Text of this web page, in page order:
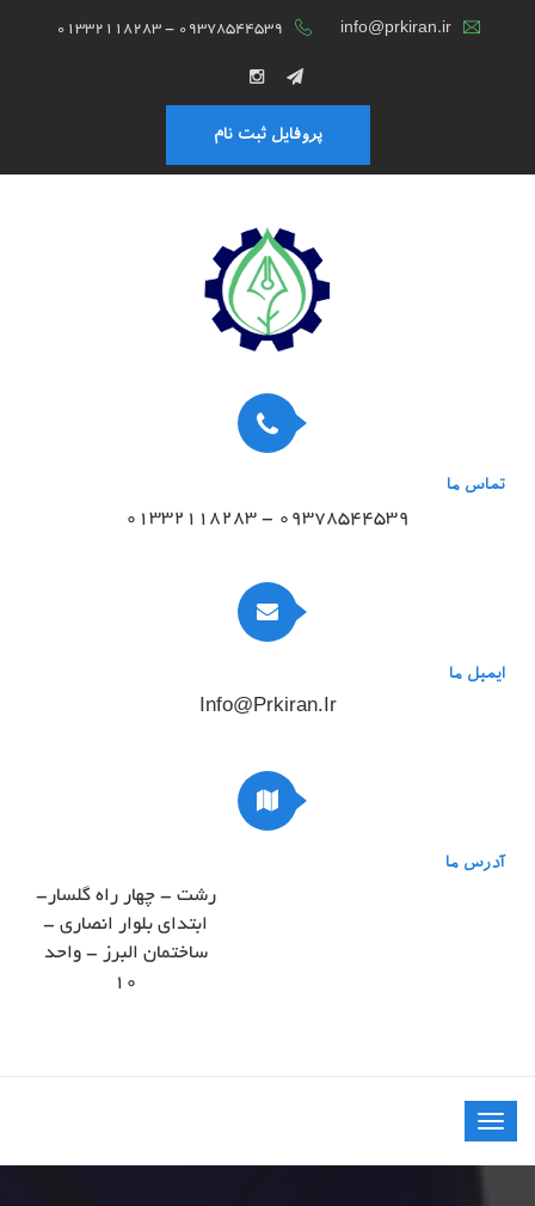
01332118283 - 09378544539 info@prkiran.ir
پروفایل ثبت نام
تماس ما
01332118283 - 09378544539
ایمیل ما
Info@prkiran.ir
آدرس ما
رشت - چهار راه گلسار-
ابتدای بلوار انصاری -
ساختمان البرز - واحد
۱۰